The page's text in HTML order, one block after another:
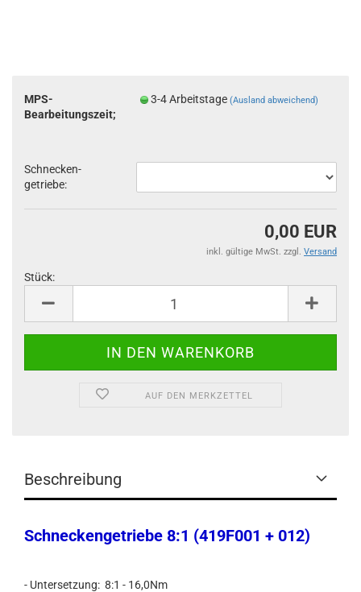
MPS-
Bearbeitungszeit;
3-4 Arbeitstage(Ausland abweichend)
Schnecken-
getriebe:
0,00 EUR
inkl. gültige MwSt. zzgl. Versand
Stück:
AUF DEN MERKZETTEL
Beschreibung
Schneckengetriebe 8:1 (419F001 + 012)
- Untersetzung: 8:1 - 16,0Nm